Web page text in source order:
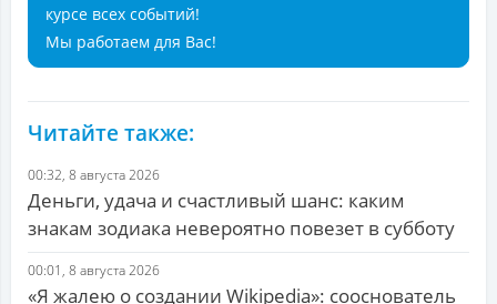
курсе всех событий!
Мы работаем для Вас!
Читайте также:
00:32, 8 августа 2026
Деньги, удача и счастливый шанс: каким
знакам зодиака невероятно повезет в субботу
00:01, 8 августа 2026
«Я жалею о создании Wikipedia»: сооснователь